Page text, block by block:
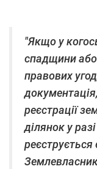
"Якщо у
спадщини або
правових
реєстрації
ділянок у
реєструється